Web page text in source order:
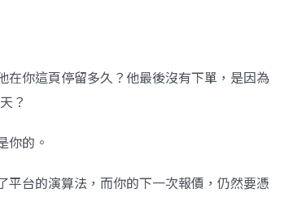
在你這頁停留多久？他最後沒有下單，是因為
？
你的。
台的演算法，而你的下一次報價，仍然要憑